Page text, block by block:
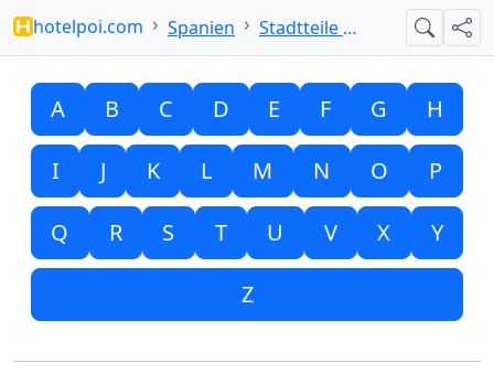
hotelpoi.com Spanien Stadtteile mit Z Suche
A B C D E F G H
I J K L M N O P
Q R S T U V X Y
Z